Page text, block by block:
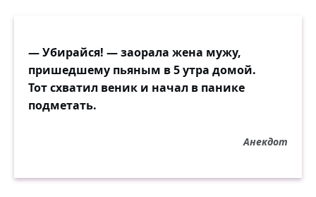
— Убирайся! — заорала жена мужу,
пришедшему пьяным в 5 утра домой.
Тот схватил веник и начал в панике
подметать.
Анекдот